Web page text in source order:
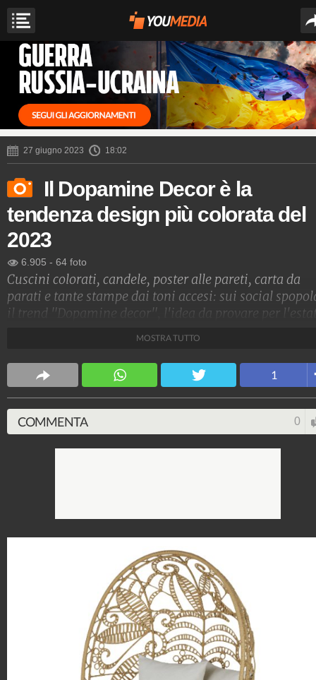
27 giugno 2023 18:02
Il Dopamine Decor è la
tendenza design più colorata del
2023
6.905 - 64 foto
Cuscini colorati, candele, poster alle pareti, carta da
parati e tante stampe dai toni accesi: sui social
il trend "Dopamine decor", l'idea da provare per
Stile e trend
1.515.169.902 1.957 video 138.074 foto
MOSTRA TUTTO
1
COMMENTA 0